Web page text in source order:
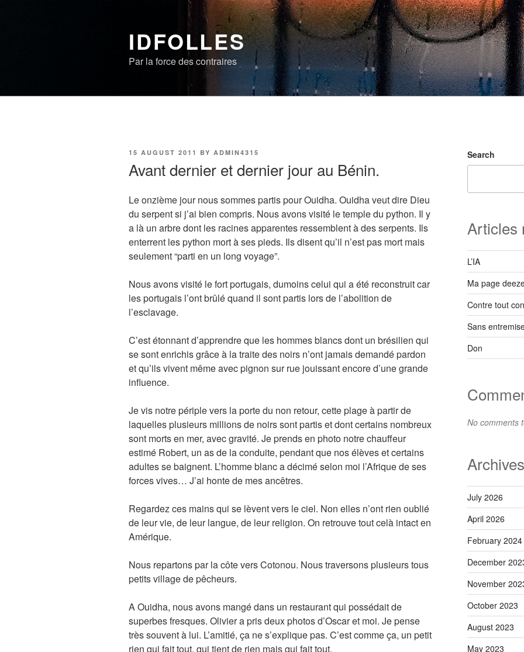
IDFOLLES
Par la force des contraires
POSTED
15 AUGUST 2011 BY ADMIN4315
Avant dernier et dernier jour au Bénin.
Le onzième jour nous sommes partis pour Ouidha. Ouidha veut dire Dieu
du serpent si j’ai bien compris. Nous avons visité le temple du python. Il y
a là un arbre dont les racines apparentes ressemblent à des serpents. Ils
enterrent les python mort à ses pieds. Ils disent qu’il n’est pas mort mais
seulement “parti en un long voyage”.
Nous avons visité le fort portugais, dumoins celui qui a été reconstruit car
les portugais l’ont brûlé quand il sont partis lors de l’abolition de
l’esclavage.
C’est étonnant d’apprendre que les hommes blancs dont un brésilien qui
se sont enrichis grâce à la traite des noirs n’ont jamais demandé pardon
et qu’ils vivent même avec pignon sur rue jouissant encore d’une grande
influence.
Je vis notre périple vers la porte du non retour, cette plage à partir de
laquelles plusieurs millions de noirs sont partis et dont certains nombreux
sont morts en mer, avec gravité. Je prends en photo notre chauffeur
estimé Robert, un as de la conduite, pendant que nos élèves et certains
adultes se baignent. L’homme blanc a décimé selon moi l’Afrique de ses
forces vives… J’ai honte de mes ancêtres.
Regardez ces mains qui se lèvent vers le ciel. Non elles n’ont rien oublié
de leur vie, de leur langue, de leur religion. On retrouve tout celà intact en
Amérique.
Nous repartons par la côte vers Cotonou. Nous traversons plusieurs tous
petits village de pêcheurs.
A Ouidha, nous avons mangé dans un restaurant qui possédait de
superbes fresques. Olivier a pris deux photos d’Oscar et moi. Je pense
très souvent à lui. L’amitié, ça ne s’explique pas. C’est comme ça, un petit
rien qui fait tout, qui tient de rien mais qui fait tout.
Search
Articles
L’IA
Ma page
Contre tout
Sans
Don
No comments
Archives
July 2026
April 2026
February 2024
December
November
October 2023
August 2023
May 2023